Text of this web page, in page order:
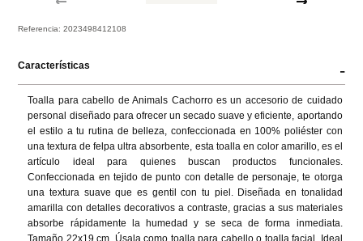
Referencia:2023498412108
Características -
Toalla para cabello de Animals Cachorro es un accesorio de cuidado
personal diseñado para ofrecer un secado suave y eficiente, aportando
el estilo a tu rutina de belleza, confeccionada en 100% poliéster con
una textura de felpa ultra absorbente, esta toalla en color amarillo, es el
artículo ideal para quienes buscan productos funcionales.
Confeccionada en tejido de punto con detalle de personaje, te otorga
una textura suave que es gentil con tu piel. Diseñada en tonalidad
amarilla con detalles decorativos a contraste, gracias a sus materiales
absorbe rápidamente la humedad y se seca de forma inmediata.
Tamaño 22x19 cm. Úsala como toalla para cabello o toalla facial. Ideal